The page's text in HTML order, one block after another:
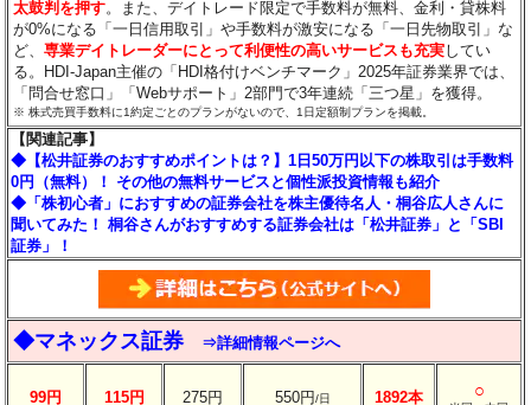
太鼓判を押す。また、デイトレード限定で手数料が無料、金利・貸株料
が0%になる「一日信用取引」や手数料が激安になる「一日先物取引」な
ど、専業デイトレーダーにとって利便性の高いサービスも充実してい
る。HDI-Japan主催の「HDI格付けベンチマーク」2025年証券業界では、
「問合せ窓口」「Webサポート」2部門で3年連続「三つ星」を獲得。
※ 株式売買手数料に1約定ごとのプランがないので、1日定額制プランを掲載。
【関連記事】
◆【松井証券のおすすめポイントは？】1日50万円以下の株取引は手数料
0円（無料）！ その他の無料サービスと個性派投資情報も紹介
◆「株初心者」におすすめの証券会社を株主優待名人・桐谷広人さんに
聞いてみた！ 桐谷さんがおすすめする証券会社は「松井証券」と「SBI
証券」！
◆マネックス証券 ⇒詳細情報ページへ
99円 115円 275円 550円/日 1892本 ○